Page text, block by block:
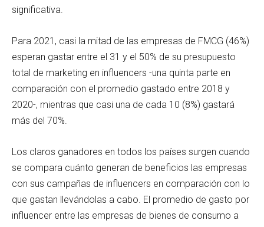
significativa.
Para 2021, casi la mitad de las empresas de FMCG (46%)
esperan gastar entre el 31 y el 50% de su presupuesto
total de marketing en influencers -una quinta parte en
comparación con el promedio gastado entre 2018 y
2020-, mientras que casi una de cada 10 (8%) gastará
más del 70%.
Los claros ganadores en todos los países surgen cuando
se compara cuánto generan de beneficios las empresas
con sus campañas de influencers en comparación con lo
que gastan llevándolas a cabo. El promedio de gasto por
influencer entre las empresas de bienes de consumo a